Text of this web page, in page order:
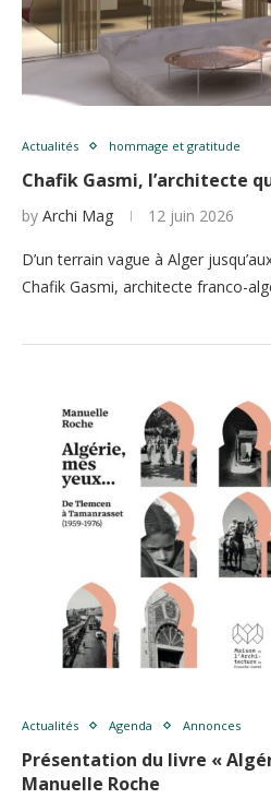
Actualités hommage et gratitude
Chafik Gasmi, l’architecte
by Archi Mag 12 juin 2026
D’un terrain vague à Alger
Chafik Gasmi, architecte franco-
Actualités Agenda Annonces
Présentation du livre «
Manuelle Roche